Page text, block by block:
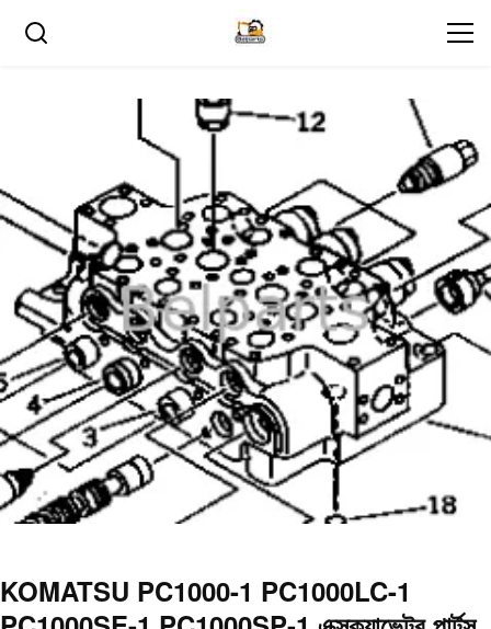
KOMATSU PC1000-1 PC1000LC-1